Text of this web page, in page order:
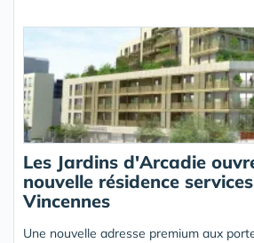
Les Jardins d'Arcadie
nouvelle résidence
Vincennes
Une nouvelle adresse premium aux